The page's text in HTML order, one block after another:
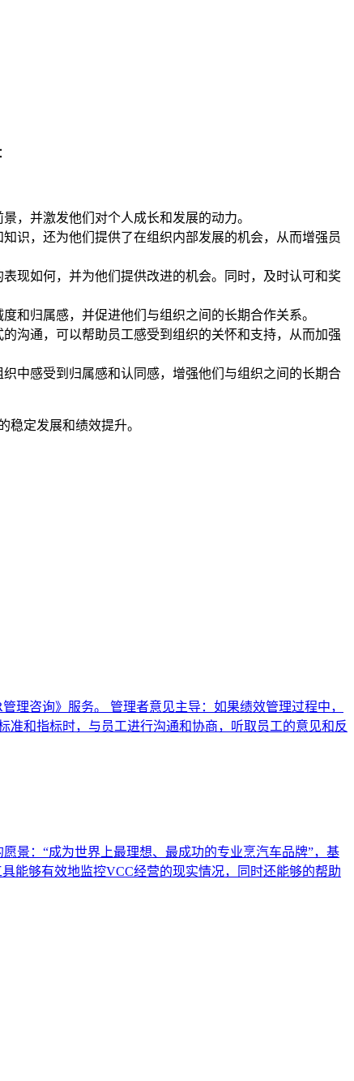
，并激发他们对个人成长和发展的动力。
识，还为他们提供了在组织内部发展的机会，从而增强员
现如何，并为他们提供改进的机会。同时，及时认可和奖
和归属感，并促进他们与组织之间的长期合作关系。
沟通，可以帮助员工感受到组织的关怀和支持，从而加强
中感受到归属感和认同感，增强他们与组织之间的长期合
定发展和绩效提升。
理咨询》服务。 管理者意见主导：如果绩效管理过程中，
和指标时，与员工进行沟通和协商，听取员工的意见和反
景：“成为世界上最理想、最成功的专业烹汽车品牌”，基
能够有效地监控VCC经营的现实情况，同时还能够的帮助